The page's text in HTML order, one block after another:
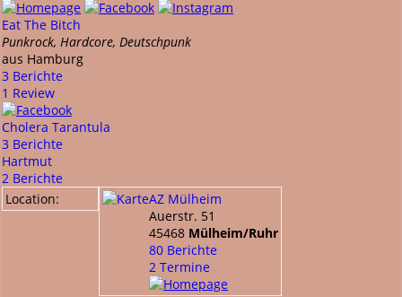
Eat The Bitch
Punkrock, Hardcore, Deutschpunk
aus Hamburg
3 Berichte
1 Review
Cholera Tarantula
3 Berichte
Hartmut
2 Berichte
Location:
AZ Mülheim
Auerstr. 51
45468 Mülheim/Ruhr
80 Berichte
2 Termine